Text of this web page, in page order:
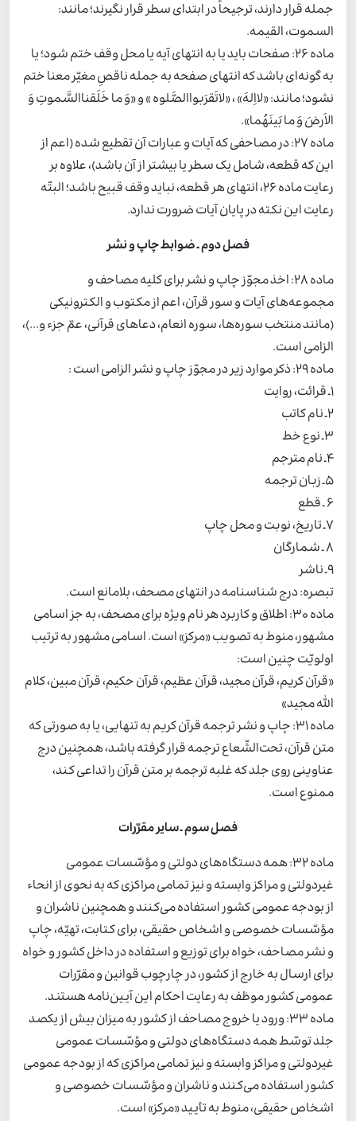
جمله قرار دارند، ترجیحاً در ابتدای سطر قرار نگیرند؛ مانند:
السموت، القیمه.
ماده 26: صفحات باید یا به انتهای آیه یا محل وقف ختم شود؛ یا
به گونه‌ای باشد که انتهای صفحه به جمله ناقصِ مغیّر معنا ختم
نشود؛ مانند: «لااِلهَ» ، «لاتَقرَبواالصَّلوه » و «وَ ما خَلَقناالسَّموتِ وَ
الاَرضَ وَ ما بَینَهُما».
ماده 27: در مصاحفی که آیات و عبارات آن تقطیع شده (اعم از
این که قطعه، شامل یک سطر یا بیشتر از آن باشد)، علاوه بر
رعایت ماده 26، انتهای هر قطعه، نباید وقف قبیح باشد؛ البتّه
رعایت این نکته در پایان آیات ضرورت ندارد.
فصل دوم ـ ضوابط چاپ و نشر
ماده 28: اخذ مجوّز چاپ و نشر برای کلیه مصاحف و
مجموعه‌های آیات و سور قرآن، اعم از مکتوب و الکترونیکی
(مانند منتخب سوره‌ها، سوره انعام، دعاهای قرآنی، عمّ جزء و...)،
الزامی است.
ماده 29: ذکر موارد زیر در مجوّز چاپ و نشر الزامی است :
1ـ قرائت، روایت
2ـ نام کاتب
3ـ نوع خط
4ـ نام مترجم
5ـ زبان ترجمه
6 ـ قطع
7ـ تاریخ، نوبت و محل چاپ
8 ـ شمارگان
9ـ ناشر
تبصره: درج شناسنامه در انتهای مصحف، بلامانع است.
ماده 30: اطلاق و کاربرد هر نام ویژه برای مصحف، به جز اسامی
مشهور، منوط به تصویب «مرکز» است. اسامی مشهور به ترتیب
اولویّت چنین است:
«قرآن کریم، قرآن مجید، قرآن عظیم، قرآن حکیم، قرآن مبین، کلام
الله مجید»
ماده 31: چاپ و نشر ترجمه قرآن کریم به تنهایی، یا به صورتی که
متن قرآن، تحت‌الشّعاع ترجمه قرار گرفته باشد، همچنین درج
عناوینی روی جلد که غلبه ترجمه بر متن قرآن را تداعی کند،
ممنوع است.
فصل سوم ـ سایر مقرّرات
ماده 32: همه دستگاه‌های دولتی و مؤسّسات عمومی
غیردولتی و مراکز وابسته و نیز تمامی مراکزی که به نحوی از انحاء
از بودجه عمومی کشور استفاده می‌کنند و همچنین ناشران و
مؤسّسات خصوصی و اشخاص حقیقی، برای کتابت، تهیّه، چاپ
و نشر مصاحف، خواه برای توزیع و استفاده در داخل کشور و خواه
برای ارسال به خارج از کشور، در چارچوب قوانین و مقرّرات
عمومی کشور موظف به رعایت احکام این آیین‌نامه هستند.
ماده 33: ورود یا خروج مصاحف از کشور به میزان بیش از یکصد
جلد توسّط همه دستگاه‌های دولتی و مؤسّسات عمومی
غیردولتی و مراکز وابسته و نیز تمامی مراکزی که از بودجه عمومی
کشور استفاده می‌کنند و ناشران و مؤسّسات خصوصی و
اشخاص حقیقی، منوط به تأیید «مرکز» است.